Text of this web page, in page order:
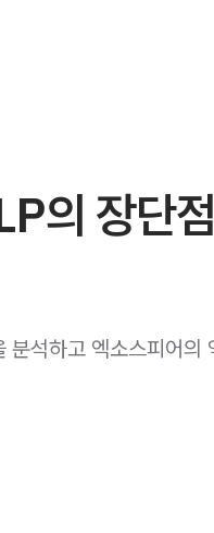
의 장단
석하고 엑소스피어의